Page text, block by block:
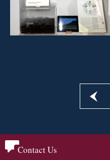
Contact Us